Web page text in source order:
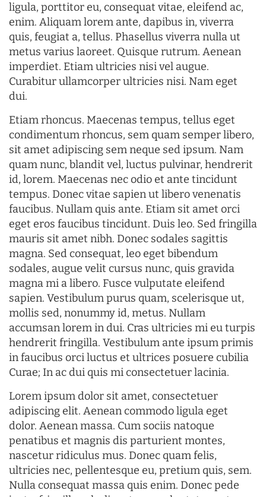
ligula, porttitor eu, consequat vitae, eleifend ac,
enim. Aliquam lorem ante, dapibus in, viverra
quis, feugiat a, tellus. Phasellus viverra nulla ut
metus varius laoreet. Quisque rutrum. Aenean
imperdiet. Etiam ultricies nisi vel augue.
Curabitur ullamcorper ultricies nisi. Nam eget
dui.
Etiam rhoncus. Maecenas tempus, tellus eget
condimentum rhoncus, sem quam semper libero,
sit amet adipiscing sem neque sed ipsum. Nam
quam nunc, blandit vel, luctus pulvinar, hendrerit
id, lorem. Maecenas nec odio et ante tincidunt
tempus. Donec vitae sapien ut libero venenatis
faucibus. Nullam quis ante. Etiam sit amet orci
eget eros faucibus tincidunt. Duis leo. Sed fringilla
mauris sit amet nibh. Donec sodales sagittis
magna. Sed consequat, leo eget bibendum
sodales, augue velit cursus nunc, quis gravida
magna mi a libero. Fusce vulputate eleifend
sapien. Vestibulum purus quam, scelerisque ut,
mollis sed, nonummy id, metus. Nullam
accumsan lorem in dui. Cras ultricies mi eu turpis
hendrerit fringilla. Vestibulum ante ipsum primis
in faucibus orci luctus et ultrices posuere cubilia
Curae; In ac dui quis mi consectetuer lacinia.
Lorem ipsum dolor sit amet, consectetuer
adipiscing elit. Aenean commodo ligula eget
dolor. Aenean massa. Cum sociis natoque
penatibus et magnis dis parturient montes,
nascetur ridiculus mus. Donec quam felis,
ultricies nec, pellentesque eu, pretium quis, sem.
Nulla consequat massa quis enim. Donec pede